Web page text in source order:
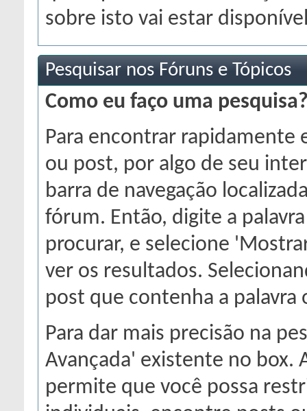
sobre isto vai estar
Pesquisar nos Fóruns e Tópicos
Como eu faço uma
Para encontrar
ou post, por algo de seu
barra de navegação
fórum. Então, digite a
procurar, e selecione
ver os resultados.
post que contenha a palavra
Para dar mais precisão na
Avançada' existente no box.
permite que você possa